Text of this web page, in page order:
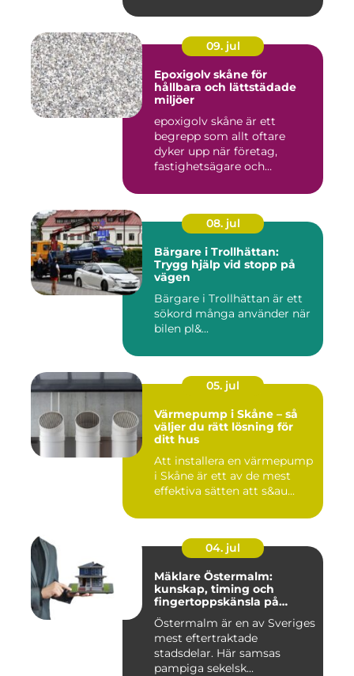
09. jul
Epoxigolv skåne för
hållbara och lättstädade
miljöer
epoxigolv skåne är ett
begrepp som allt oftare
dyker upp när företag,
fastighetsägare och
08. jul
Bärgare i Trollhättan:
Trygg hjälp vid stopp på
vägen
Bärgare i Trollhättan är ett
sökord många använder när
bilen pl&...
05. jul
Värmepump i Skåne – så
väljer du rätt lösning för
ditt hus
Att installera en värmepump
i Skåne är ett av de mest
effektiva sätten att s&au...
04. jul
Mäklare Östermalm:
kunskap, timing och
fingertoppskänsla på
stockholms mest klassiska
adress
Östermalm är en av Sveriges
mest eftertraktade
stadsdelar. Här samsas
pampiga sekelsk...